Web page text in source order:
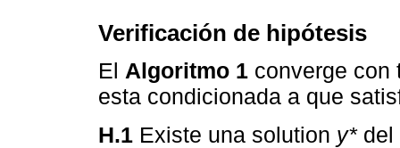
Verificación de hipótesis
El Algoritmo 1 converge con
esta condicionada a que
H.1 Existe una solution y*del